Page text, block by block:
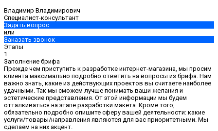
Владимир Владимирович
Специалист-консультант
Задать вопрос
или
Заказать звонок
Этапы
1
Заполнение брифа
Прежде чем приступить к разработке интернет-магазина, мы просим
клиента максимально подробно ответить на вопросы из брифа. Нам
важно знать, какие из действующих проектов вы считаете наиболее
удачными. Так мы сможем лучше понимать ваши желания и
эстетические представления. От этой информации мы будем
отталкиваться на этапе разработки макета. Кроме того,
обязательно подробно опишите сферу вашей деятельности: какие
услуги/товары/направления являются для вас приоритетными. Мы
сделаем на них акцент.